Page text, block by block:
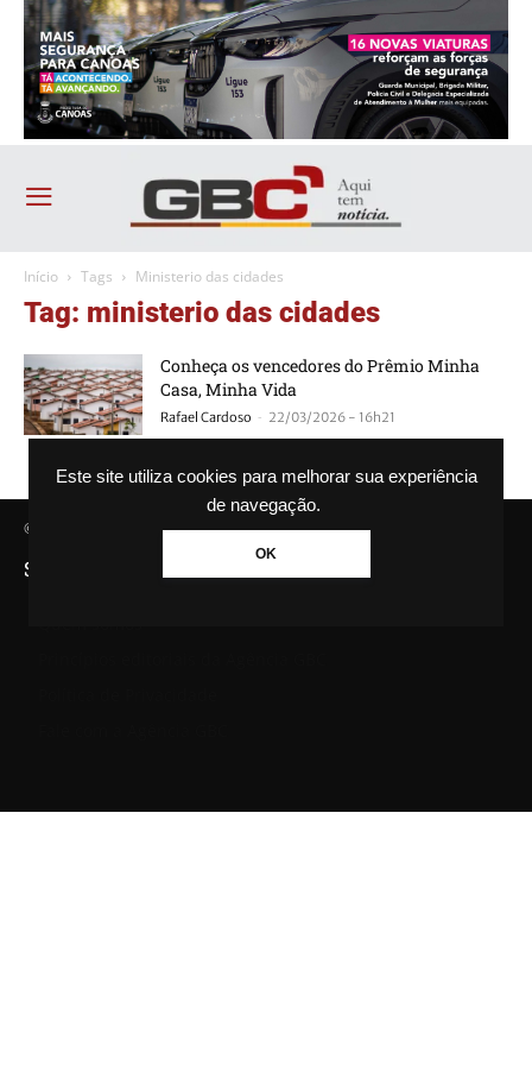
Este site utiliza cookies para melhorar sua experiência
de navegação.
OK
Início Tags Ministerio das cidades
Tag: ministerio das cidades
Conheça os vencedores do Prêmio Minha
Casa, Minha Vida
Rafael Cardoso - 22/03/2026 - 16h21
© Agência GBC. Aqui tem notícia. Todos os direitos reservados.
SAIBA MAIS SOBRE A AGÊNCIA GBC